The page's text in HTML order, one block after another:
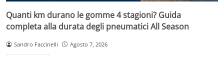
Quanti km durano le gomme 4 stagioni? Guida
completa alla durata degli pneumatici All Season
Sandro Faccinelli Agosto 7, 2026